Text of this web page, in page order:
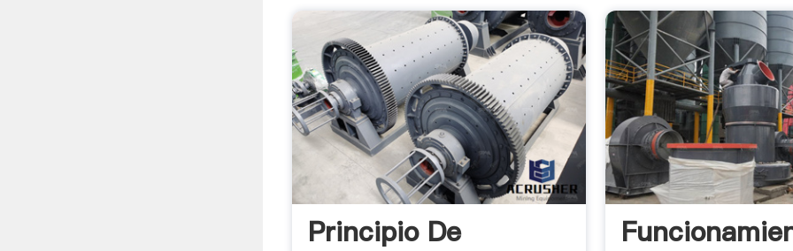
Principio De